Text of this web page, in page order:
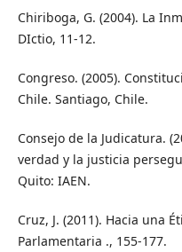
Chiriboga, G. (2004). La
DIctio, 11-12.
Congreso. (2005).
Chile. Santiago, Chile.
Consejo de la Judicatura.
verdad y la justicia
Quito: IAEN.
Cruz, J. (2011). Hacia una
Parlamentaria ., 155-177.